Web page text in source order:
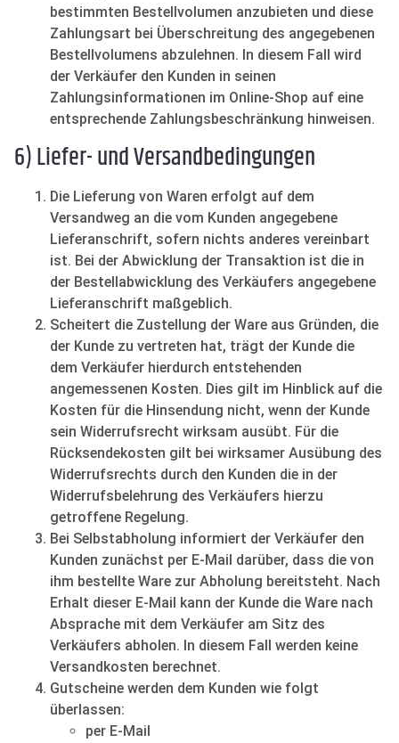
bestimmten Bestellvolumen anzubieten und diese
Zahlungsart bei Überschreitung des angegebenen
Bestellvolumens abzulehnen. In diesem Fall wird
der Verkäufer den Kunden in seinen
Zahlungsinformationen im Online-Shop auf eine
entsprechende Zahlungsbeschränkung hinweisen.
6) Liefer- und Versandbedingungen
Die Lieferung von Waren erfolgt auf dem
Versandweg an die vom Kunden angegebene
Lieferanschrift, sofern nichts anderes vereinbart
ist. Bei der Abwicklung der Transaktion ist die in
der Bestellabwicklung des Verkäufers angegebene
Lieferanschrift maßgeblich.
Scheitert die Zustellung der Ware aus Gründen, die
der Kunde zu vertreten hat, trägt der Kunde die
dem Verkäufer hierdurch entstehenden
angemessenen Kosten. Dies gilt im Hinblick auf die
Kosten für die Hinsendung nicht, wenn der Kunde
sein Widerrufsrecht wirksam ausübt. Für die
Rücksendekosten gilt bei wirksamer Ausübung des
Widerrufsrechts durch den Kunden die in der
Widerrufsbelehrung des Verkäufers hierzu
getroffene Regelung.
Bei Selbstabholung informiert der Verkäufer den
Kunden zunächst per E-Mail darüber, dass die von
ihm bestellte Ware zur Abholung bereitsteht. Nach
Erhalt dieser E-Mail kann der Kunde die Ware nach
Absprache mit dem Verkäufer am Sitz des
Verkäufers abholen. In diesem Fall werden keine
Versandkosten berechnet.
Gutscheine werden dem Kunden wie folgt
überlassen:
per E-Mail